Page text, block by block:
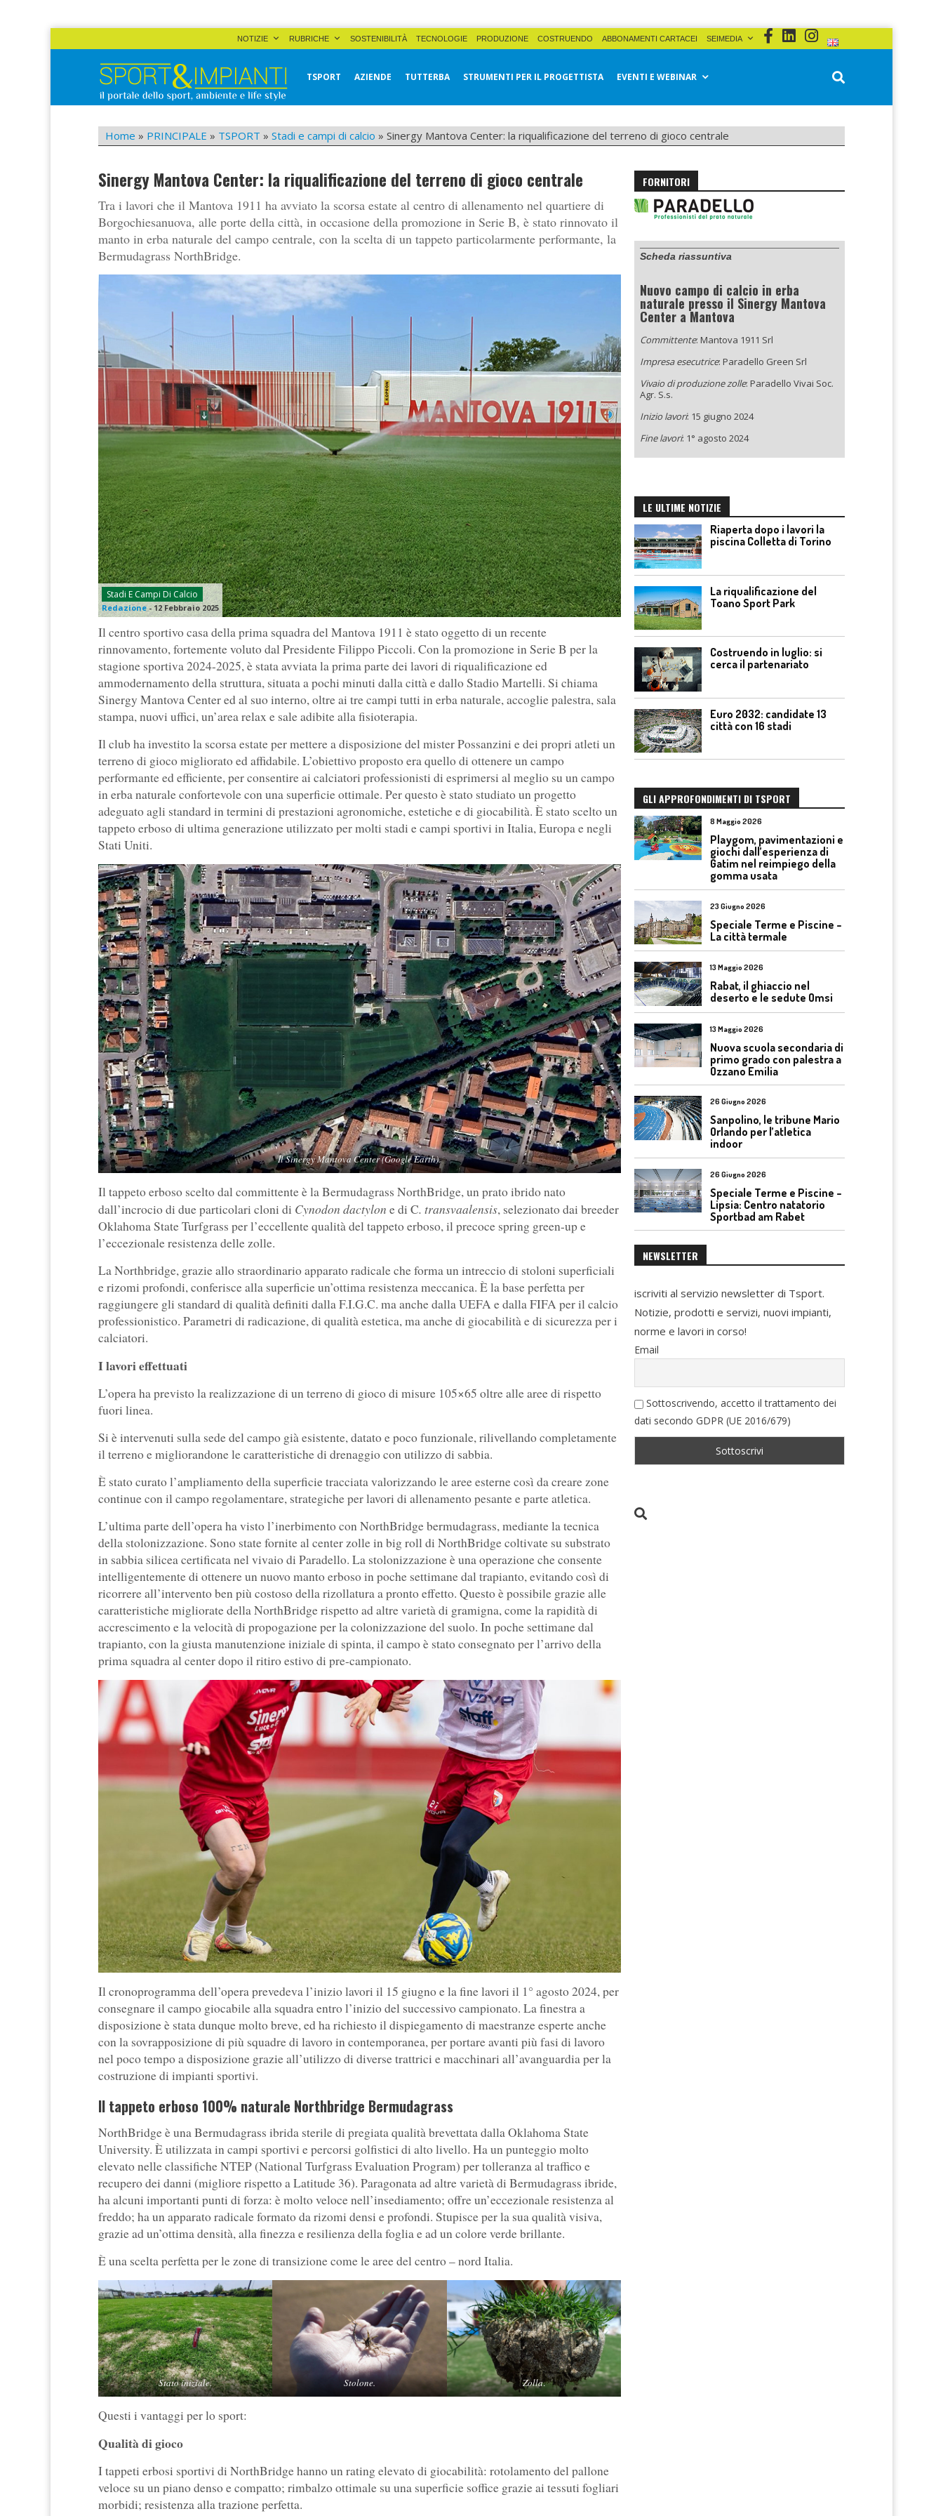
NOTIZIE RUBRICHE SOSTENIBILITÀ TECNOLOGIE PRODUZIONE COSTRUENDO ABBONAMENTI CARTACEI SEIMEDIA
Sport&Impianti
TSPORT AZIENDE TUTTERBA STRUMENTI PER IL PROGETTISTA EVENTI E WEBINAR
Home » PRINCIPALE » TSPORT » Stadi e campi di calcio » Sinergy Mantova Center: la riqualificazione del terreno di gioco centrale
Sinergy Mantova Center: la riqualificazione del terreno di gioco centrale
Tra i lavori che il Mantova 1911 ha avviato la scorsa estate al centro di allenamento nel quartiere di
Borgochiesanuova, alle porte della città, in occasione della promozione in Serie B, è stato rinnovato il
manto in erba naturale del campo centrale, con la scelta di un tappeto particolarmente performante, la
Bermudagrass NorthBridge.
Stadi E Campi Di Calcio
Redazione- 12 Febbraio 2025
Il centro sportivo casa della prima squadra del Mantova 1911 è stato oggetto di un recente
rinnovamento, fortemente voluto dal Presidente Filippo Piccoli. Con la promozione in Serie B per la
stagione sportiva 2024-2025, è stata avviata la prima parte dei lavori di riqualificazione ed
ammodernamento della struttura, situata a pochi minuti dalla città e dallo Stadio Martelli. Si chiama
Sinergy Mantova Center ed al suo interno, oltre ai tre campi tutti in erba naturale, accoglie palestra, sala
stampa, nuovi uffici, un’area relax e sale adibite alla fisioterapia.
Il club ha investito la scorsa estate per mettere a disposizione del mister Possanzini e dei propri atleti un
terreno di gioco migliorato ed affidabile. L’obiettivo proposto era quello di ottenere un campo
performante ed efficiente, per consentire ai calciatori professionisti di esprimersi al meglio su un campo
in erba naturale confortevole con una superficie ottimale. Per questo è stato studiato un progetto
adeguato agli standard in termini di prestazioni agronomiche, estetiche e di giocabilità. È stato scelto un
tappeto erboso di ultima generazione utilizzato per molti stadi e campi sportivi in Italia, Europa e negli
Stati Uniti.
Il Sinergy Mantova Center (Google Earth).
Il tappeto erboso scelto dal committente è la Bermudagrass NorthBridge, un prato ibrido nato
dall’incrocio di due particolari cloni di Cynodon dactylon e di C. transvaalensis, selezionato dai breeder
Oklahoma State Turfgrass per l’eccellente qualità del tappeto erboso, il precoce spring green-up e
l’eccezionale resistenza delle zolle.
La Northbridge, grazie allo straordinario apparato radicale che forma un intreccio di stoloni superficiali
e rizomi profondi, conferisce alla superficie un’ottima resistenza meccanica. È la base perfetta per
raggiungere gli standard di qualità definiti dalla F.I.G.C. ma anche dalla UEFA e dalla FIFA per il calcio
professionistico. Parametri di radicazione, di qualità estetica, ma anche di giocabilità e di sicurezza per i
calciatori.
I lavori effettuati
L’opera ha previsto la realizzazione di un terreno di gioco di misure 105×65 oltre alle aree di rispetto
fuori linea.
Si è intervenuti sulla sede del campo già esistente, datato e poco funzionale, rilivellando completamente
il terreno e migliorandone le caratteristiche di drenaggio con utilizzo di sabbia.
È stato curato l’ampliamento della superficie tracciata valorizzando le aree esterne così da creare zone
continue con il campo regolamentare, strategiche per lavori di allenamento pesante e parte atletica.
L’ultima parte dell’opera ha visto l’inerbimento con NorthBridge bermudagrass, mediante la tecnica
della stolonizzazione. Sono state fornite al center zolle in big roll di NorthBridge coltivate su substrato
in sabbia silicea certificata nel vivaio di Paradello. La stolonizzazione è una operazione che consente
intelligentemente di ottenere un nuovo manto erboso in poche settimane dal trapianto, evitando così di
ricorrere all’intervento ben più costoso della rizollatura a pronto effetto. Questo è possibile grazie alle
caratteristiche migliorate della NorthBridge rispetto ad altre varietà di gramigna, come la rapidità di
accrescimento e la velocità di propogazione per la colonizzazione del suolo. In poche settimane dal
trapianto, con la giusta manutenzione iniziale di spinta, il campo è stato consegnato per l’arrivo della
prima squadra al center dopo il ritiro estivo di pre-campionato.
Il cronoprogramma dell’opera prevedeva l’inizio lavori il 15 giugno e la fine lavori il 1° agosto 2024, per
consegnare il campo giocabile alla squadra entro l’inizio del successivo campionato. La finestra a
disposizione è stata dunque molto breve, ed ha richiesto il dispiegamento di maestranze esperte anche
con la sovrapposizione di più squadre di lavoro in contemporanea, per portare avanti più fasi di lavoro
nel poco tempo a disposizione grazie all’utilizzo di diverse trattrici e macchinari all’avanguardia per la
costruzione di impianti sportivi.
Il tappeto erboso 100% naturale Northbridge Bermudagrass
NorthBridge è una Bermudagrass ibrida sterile di pregiata qualità brevettata dalla Oklahoma State
University. È utilizzata in campi sportivi e percorsi golfistici di alto livello. Ha un punteggio molto
elevato nelle classifiche NTEP (National Turfgrass Evaluation Program) per tolleranza al traffico e
recupero dei danni (migliore rispetto a Latitude 36). Paragonata ad altre varietà di Bermudagrass ibride,
ha alcuni importanti punti di forza: è molto veloce nell’insediamento; offre un’eccezionale resistenza al
freddo; ha un apparato radicale formato da rizomi densi e profondi. Stupisce per la sua qualità visiva,
grazie ad un’ottima densità, alla finezza e resilienza della foglia e ad un colore verde brillante.
È una scelta perfetta per le zone di transizione come le aree del centro – nord Italia.
Stato iniziale. Stolone. Zolla.
Questi i vantaggi per lo sport:
Qualità di gioco
I tappeti erbosi sportivi di NorthBridge hanno un rating elevato di giocabilità: rotolamento del pallone
veloce su un piano denso e compatto; rimbalzo ottimale su una superficie soffice grazie ai tessuti fogliari
morbidi; resistenza alla trazione perfetta.
FORNITORI
Scheda riassuntiva
Nuovo campo di calcio in erba
naturale presso il Sinergy Mantova
Center a Mantova
Committente: Mantova 1911 Srl
Impresa esecutrice: Paradello Green Srl
Vivaio di produzione zolle: Paradello Vivai Soc.
Agr. S.s.
Inizio lavori: 15 giugno 2024
Fine lavori: 1° agosto 2024
LE ULTIME NOTIZIE
Riaperta dopo i lavori la
piscina Colletta di Torino
La riqualificazione del
Toano Sport Park
Costruendo in luglio: si
cerca il partenariato
Euro 2032: candidate 13
città con 16 stadi
GLI APPROFONDIMENTI DI TSPORT
8 Maggio 2026
Playgom, pavimentazioni e
giochi dall’esperienza di
Gatim nel reimpiego della
gomma usata
23 Giugno 2026
Speciale Terme e Piscine –
La città termale
13 Maggio 2026
Rabat, il ghiaccio nel
deserto e le sedute Omsi
13 Maggio 2026
Nuova scuola secondaria di
primo grado con palestra a
Ozzano Emilia
26 Giugno 2026
Sanpolino, le tribune Mario
Orlando per l’atletica
indoor
26 Giugno 2026
Speciale Terme e Piscine –
Lipsia: Centro natatorio
Sportbad am Rabet
NEWSLETTER
iscriviti al servizio newsletter di Tsport.
Notizie, prodotti e servizi, nuovi impianti,
norme e lavori in corso!
Email
Sottoscrivendo, accetto il trattamento dei
dati secondo GDPR (UE 2016/679)